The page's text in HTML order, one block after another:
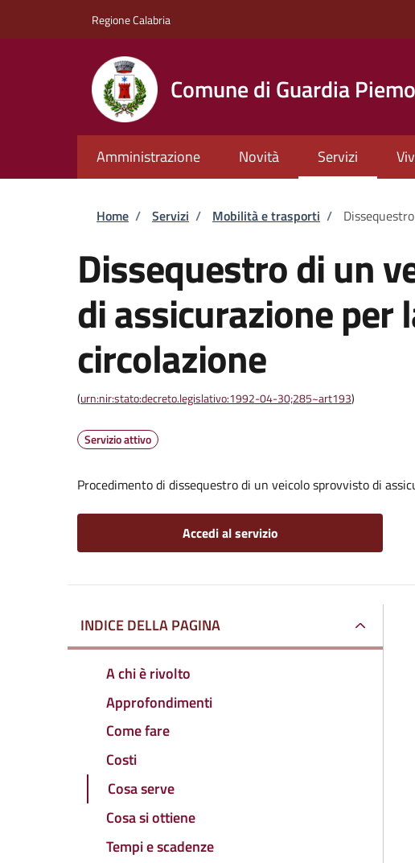
Regione Calabria
Comune di Guardia
Amministrazione Novità Servizi
Briciole di pane
Home / Servizi / Mobilità e trasporti /
Dissequestro di un
di assicurazione per
circolazione
(urn:nir:stato:decreto.legislativo:1992-04-30;285~art193)
Servizio attivo
Procedimento di dissequestro di un veicolo sprovvisto di
Accedi al servizio
INDICE DELLA PAGINA
A chi è rivolto
Approfondimenti
Come fare
Costi
Cosa serve
Cosa si ottiene
Tempi e scadenze